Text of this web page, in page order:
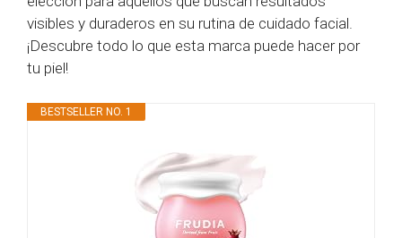
visibles y duraderos en su rutina de cuidado facial.
¡Descubre todo lo que esta marca puede hacer por
tu piel!
BESTSELLER NO. 1